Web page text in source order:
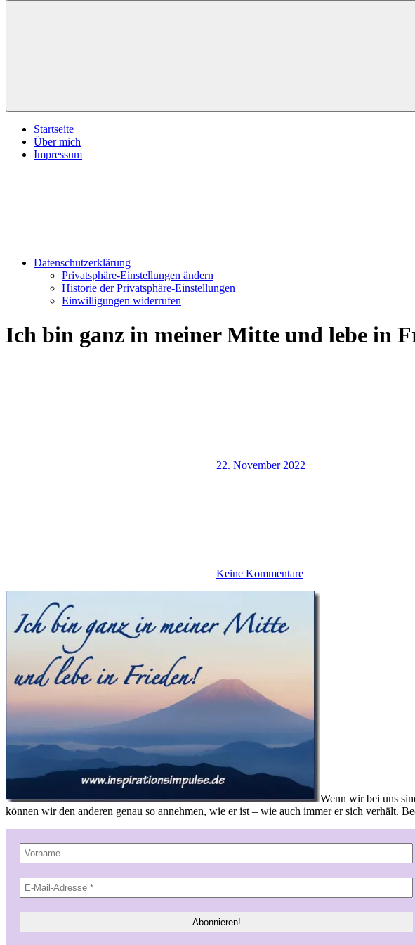
Menü
Startseite
Über mich
Impressum
Datenschutzerklärung
Privatsphäre-Einstellungen ändern
Historie der Privatsphäre-Einstellungen
Einwilligungen widerrufen
Ich bin ganz in meiner Mitte und lebe in
22. November 2022
Keine Kommentare
Wenn wir bei uns
können wir den anderen genau so annehmen, wie er ist – wie auch immer er sich verhält.